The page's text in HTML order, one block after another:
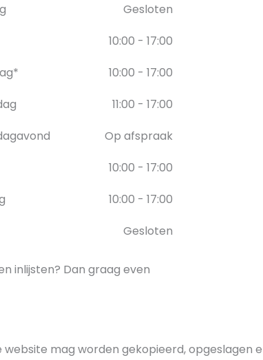
Gesloten
10:00 - 17:00
10:00 - 17:00
11:00 - 17:00
Op afspraak
10:00 - 17:00
10:00 - 17:00
Gesloten
inlijsten? Dan graag even
mag worden gekopieerd,